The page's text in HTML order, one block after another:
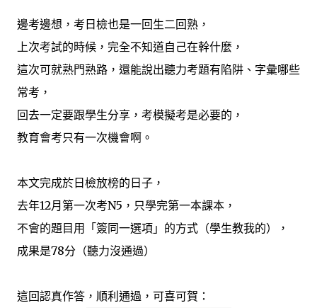
邊考邊想，考日檢也是一回生二回熟，
上次考試的時候，完全不知道自己在幹什麼，
這次可就熟門熟路，還能說出聽力考題有陷阱、字彙哪些
常考，
回去一定要跟學生分享，考模擬考是必要的，
教育會考只有一次機會啊。
本文完成於日檢放榜的日子，
去年12月第一次考N5，只學完第一本課本，
不會的題目用「簽同一選項」的方式（學生教我的），
成果是78分（聽力沒通過）
這回認真作答，順利通過，可喜可賀：